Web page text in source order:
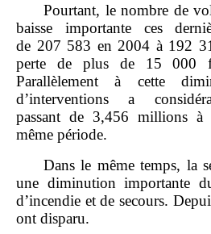
Pourtant, le nombre de
baisse importante ces
de 207 583 en 2004 à 192
perte de plus de 15 000
Parallèlement à cette
d’interventions a
passant de 3,456 millions
même période.
Dans le même temps, la
une diminution importante
d’incendie et de secours.
ont disparu.